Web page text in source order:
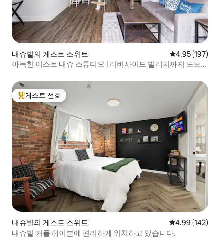
내슈빌의 게스트 스위트 평점 4.95점(5
4.95 (197)
아늑한 이스트 내슈 스튜디오 | 리버사이드 빌리지까지 도보
상위 게스트 선호
게스트 선호
내슈빌의 게스트 스위트 평점 4.99점(5
4.99 (142)
내슈빌 커플 헤이븐에 편리하게 위치하고 있습니다.